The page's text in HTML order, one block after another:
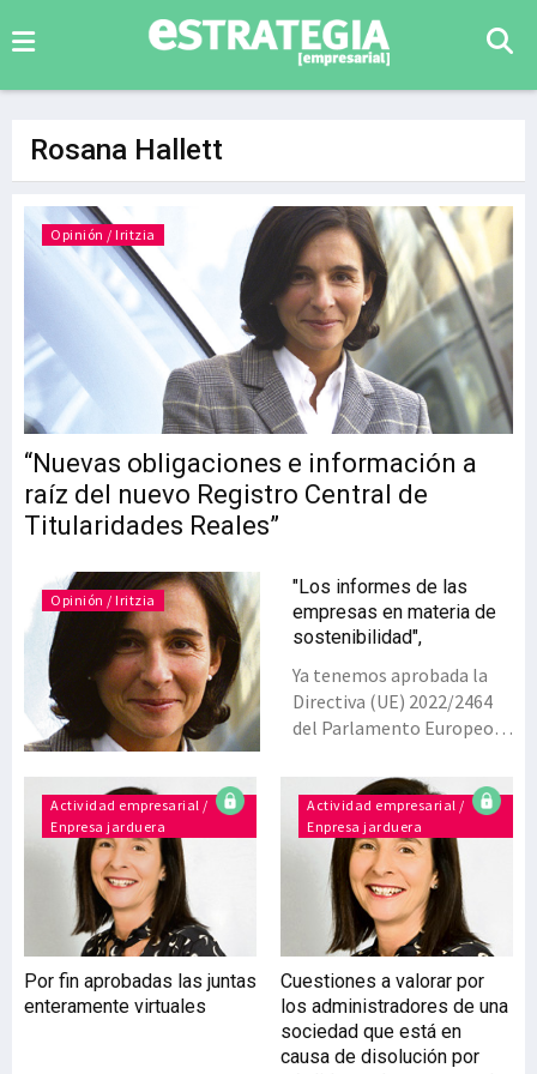
Rosana Hallett
“Nuevas obligaciones e información a
raíz del nuevo Registro Central de
Titularidades Reales”
Opinión / Iritzia
Opinión / Iritzia
"Los informes de las
empresas en materia de
sostenibilidad",
Ya tenemos aprobada la
Directiva (UE) 2022/2464
del Parlamento Europeo y
diciembre de 2022, por la
que se modifican el
Reglamento (UE) nº
537/2014 y varias
Directivas, por lo que
respecta a la presentación
de información sobre
las empresas. Como la
propia Directiva señala, el
término de información
Actividad empresarial /
Enpresa jarduera
Por fin aprobadas las juntas
enteramente virtuales
Actividad empresarial /
Enpresa jarduera
Cuestiones a valorar por
los administradores de una
sociedad que está en
causa de disolución por